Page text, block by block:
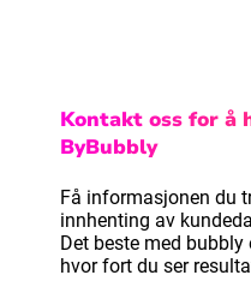
Kontakt oss for å
ByBubbly
Få informasjonen du
innhenting av
Det beste med bubbly
hvor fort du ser